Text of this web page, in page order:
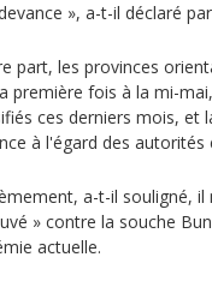
», a-t-il déclaré
part, les provinces
première fois à la mi-
ces derniers mois, et
à l'égard des autorités
a-t-il souligné,
» contre la souche
actuelle.